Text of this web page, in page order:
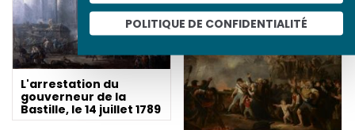
POLITIQUE DE CONFIDENTIALITÉ
L'arrestation du
gouverneur de la
Bastille, le 14 juillet 1789